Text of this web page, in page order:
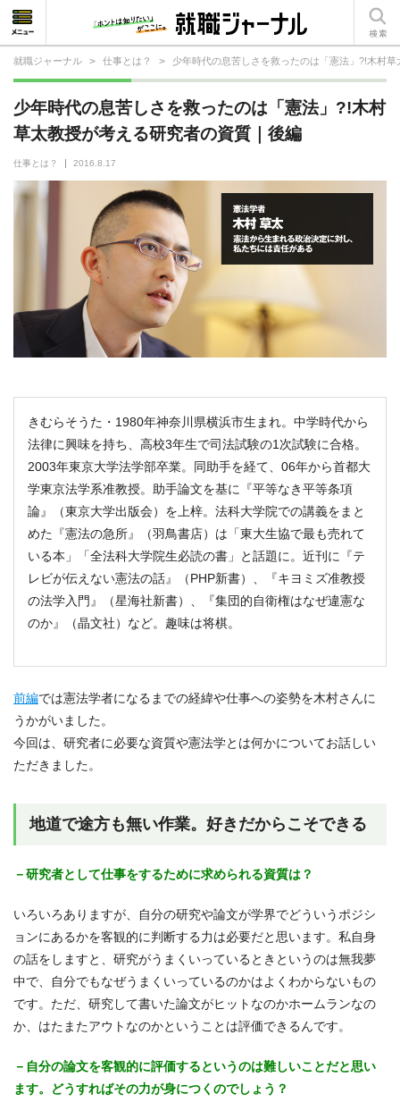
就職ジャーナル > 仕事とは？ > 少年時代の息苦しさを救ったのは「憲法」?!木村
少年時代の息苦しさを救ったのは「憲法」?!木村
草太教授が考える研究者の資質｜後編
仕事とは？ 2016.8.17
きむらそうた・1980年神奈川県横浜市生まれ。中学時代から
法律に興味を持ち、高校3年生で司法試験の1次試験に合格。
2003年東京大学法学部卒業。同助手を経て、06年から首都大
学東京法学系准教授。助手論文を基に『平等なき平等条項
論』（東京大学出版会）を上梓。法科大学院での講義をまと
めた『憲法の急所』（羽鳥書店）は「東大生協で最も売れて
いる本」「全法科大学院生必読の書」と話題に。近刊に『テ
レビが伝えない憲法の話』（PHP新書）、『キヨミズ准教授
の法学入門』（星海社新書）、『集団的自衛権はなぜ違憲な
のか』（晶文社）など。趣味は将棋。
前編では憲法学者になるまでの経緯や仕事への姿勢を木村さんに
うかがいました。
今回は、研究者に必要な資質や憲法学とは何かについてお話しい
ただきました。
地道で途方も無い作業。好きだからこそできる
－研究者として仕事をするために求められる資質は？
いろいろありますが、自分の研究や論文が学界でどういうポジシ
ョンにあるかを客観的に判断する力は必要だと思います。私自身
の話をしますと、研究がうまくいっているときというのは無我夢
中で、自分でもなぜうまくいっているのかはよくわからないもの
です。ただ、研究して書いた論文がヒットなのかホームランなの
か、はたまたアウトなのかということは評価できるんです。
－自分の論文を客観的に評価するというのは難しいことだと思い
ます。どうすればその力が身につくのでしょう？
就活相談
就活ノウハウ
仕事の選び方・ヒント
仕事とは？